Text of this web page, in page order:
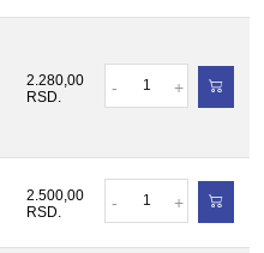
2.280,00
RSD.
- +
2.500,00
RSD.
- +